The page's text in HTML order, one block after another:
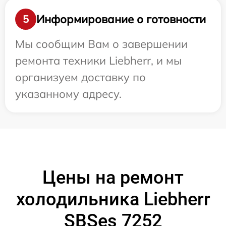
5
Информирование о готовности
Мы сообщим Вам о завершении
ремонта техники Liebherr, и мы
организуем доставку по
указанному адресу.
Цены на ремонт
холодильника Liebherr
SBSes 7252